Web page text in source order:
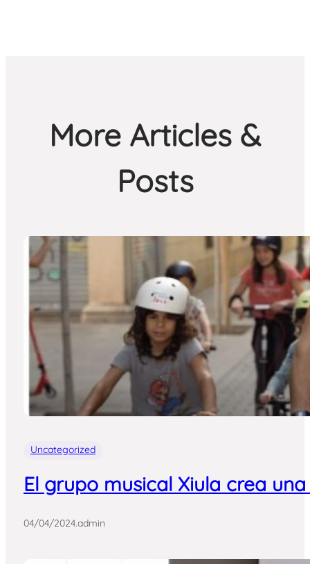
More Articles &
Posts
Uncategorized
El grupo musical Xiula crea
04/04/2024.admin